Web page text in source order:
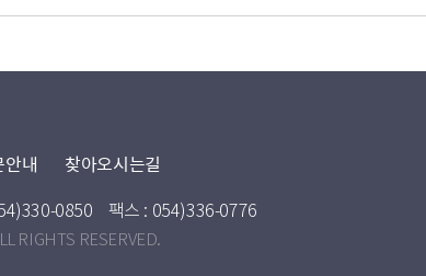
안내 찾아오시는길
0850
팩스 : 054)336-0776
RIGHTS RESERVED.